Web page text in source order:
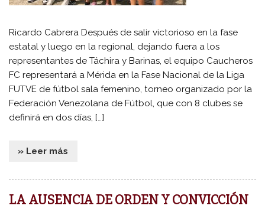
Ricardo Cabrera Después de salir victorioso en la fase
estatal y luego en la regional, dejando fuera a los
representantes de Táchira y Barinas, el equipo Caucheros
FC representará a Mérida en la Fase Nacional de la Liga
FUTVE de fútbol sala femenino, torneo organizado por la
Federación Venezolana de Fútbol, que con 8 clubes se
definirá en dos días, […]
» Leer más
LA AUSENCIA DE ORDEN Y CONVICCIÓN